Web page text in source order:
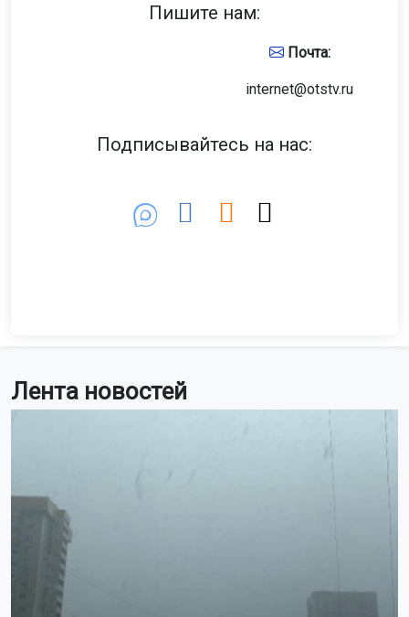
Лента новостей
Пишите нам:
Почта:
internet@otstv.ru
Подписывайтесь на нас: